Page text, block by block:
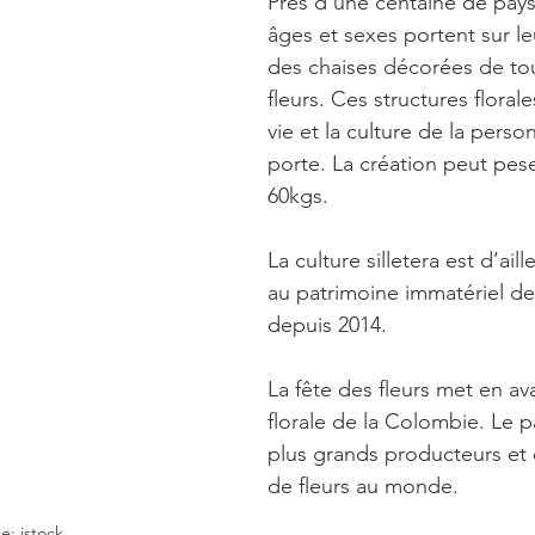
âges et sexes portent sur
des chaises décorées de
fleurs. Ces structures
vie et la culture de la
porte. La création peut
60kgs.
La culture silletera est
au patrimoine immatériel
depuis 2014.
La fête des fleurs met en
florale de la Colombie. Le
plus grands producteurs
de fleurs au monde.